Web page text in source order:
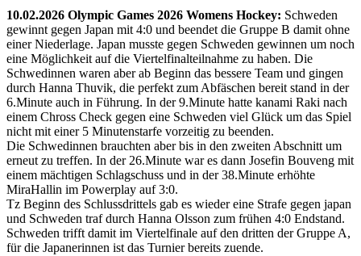
10.02.2026 Olympic Games 2026 Womens Hockey: Schweden
gewinnt gegen Japan mit 4:0 und beendet die Gruppe B damit ohne
einer Niederlage. Japan musste gegen Schweden gewinnen um noch
eine Möglichkeit auf die Viertelfinalteilnahme zu haben. Die
Schwedinnen waren aber ab Beginn das bessere Team und gingen
durch Hanna Thuvik, die perfekt zum Abfäschen bereit stand in der
6.Minute auch in Führung. In der 9.Minute hatte kanami Raki nach
einem Chross Check gegen eine Schweden viel Glück um das Spiel
nicht mit einer 5 Minutenstarfe vorzeitig zu beenden.
Die Schwedinnen brauchten aber bis in den zweiten Abschnitt um
erneut zu treffen. In der 26.Minute war es dann Josefin Bouveng mit
einem mächtigen Schlagschuss und in der 38.Minute erhöhte
MiraHallin im Powerplay auf 3:0.
Tz Beginn des Schlussdrittels gab es wieder eine Strafe gegen japan
und Schweden traf durch Hanna Olsson zum frühen 4:0 Endstand.
Schweden trifft damit im Viertelfinale auf den dritten der Gruppe A,
für die Japanerinnen ist das Turnier bereits zuende.